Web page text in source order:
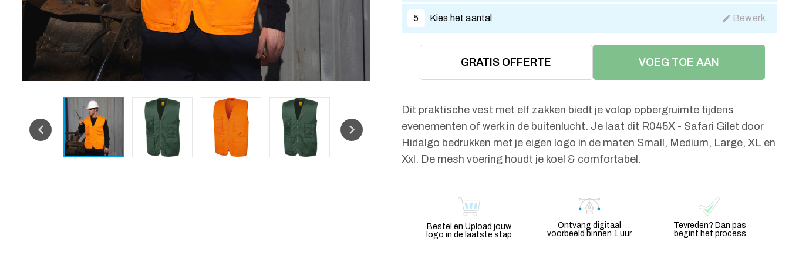
5 Kies het aantal Bewerk
GRATIS OFFERTE VOEG TOE AAN
Dit praktische vest met elf zakken biedt je volop opbergruimte tijdens
evenementen of werk in de buitenlucht. Je laat dit R045X - Safari Gilet door
Hidalgo bedrukken met je eigen logo in de maten Small, Medium, Large, XL en
Xxl. De mesh voering houdt je koel & comfortabel.
Bestel en Upload jouw
logo in de laatste stap
Ontvang digitaal
voorbeeld binnen 1 uur
Tevreden? Dan pas
begint het process